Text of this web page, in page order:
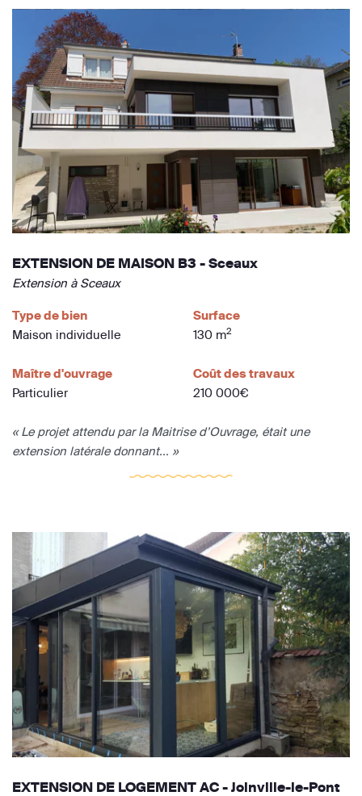
EXTENSION DE MAISON B3 - Sceaux
Extension à Sceaux
Type de bien
Maison individuelle
Surface
130 m2
Maître d'ouvrage
Particulier
Coût des travaux
210 000€
« Le projet attendu par la Maitrise d’Ouvrage, était une
extension latérale donnant... »
EXTENSION DE LOGEMENT AC - Joinville-le-Pont